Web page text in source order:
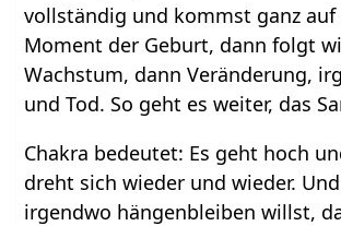
vollständig und kommst ganz
Moment der Geburt, dann folgt
Wachstum, dann Veränderung,
und Tod. So geht es weiter, das
Chakra bedeutet: Es geht hoch
dreht sich wieder und wieder.
irgendwo hängenbleiben willst,